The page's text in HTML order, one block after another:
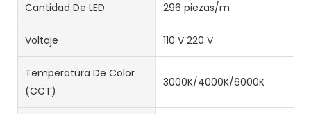
Cantidad De LED 296 piezas/m
Voltaje 110 V 220 V
Temperatura De Color
(CCT)
3000K/4000K/6000K